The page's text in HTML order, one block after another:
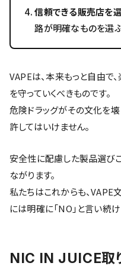
信頼できる販売店を選
路が明確なものを選ぶ
VAPEは、本来もっと自由で
を守っていくべきものです。
危険ドラッグがその文化を
許してはいけません。
安全性に配慮した製品選び
ながります。
私たちはこれからも、VAPE
には明確に「NO」と言い続け
NIC IN JUICE取